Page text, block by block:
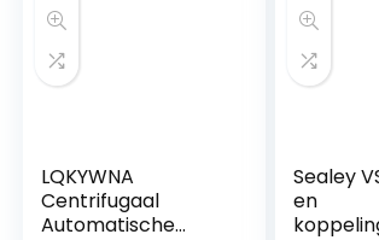
LQKYWNA
Centrifugaal
Automatische
Sealey
en